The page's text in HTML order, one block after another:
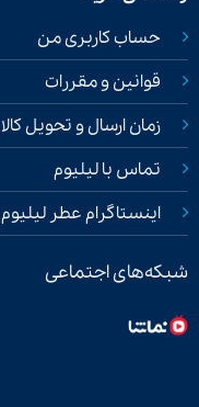
حساب کاربری من
قوانین و مقررات
زمان ارسال و تحویل کالا
تماس با لیلیوم
اینستاگرام عطر لیلیوم
شبکه‌های اجتماعی